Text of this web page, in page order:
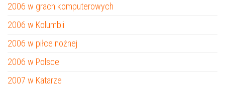
2006 w grach komputerowych
2006 w Kolumbii
2006 w piłce nożnej
2006 w Polsce
2007 w Katarze